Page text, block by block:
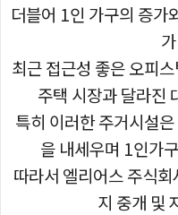
더블어 1인 가구의 증가
최근 접근성 좋은 오피
주택 시장과 달라진
특히 이러한 주거시설
을 내세우며 1인가
따라서 엘리어스 주식
지 중개 및